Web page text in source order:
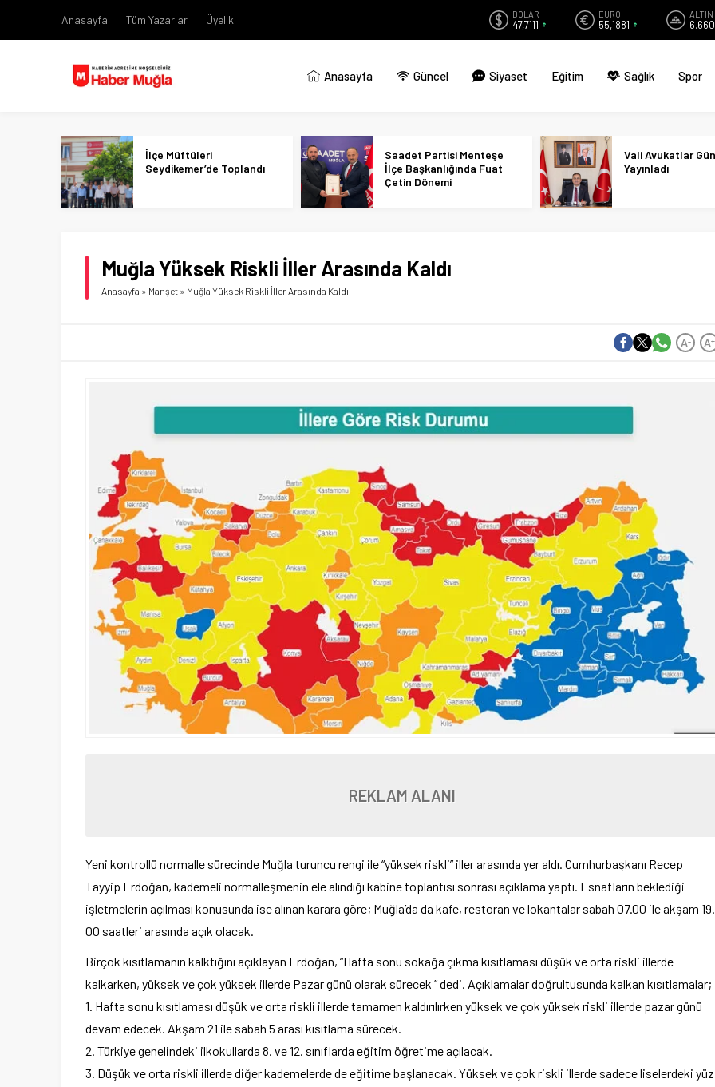
Anasayfa Tüm Yazarlar Üyelik DOLAR
47,7111
EURO
55,1881
ALTIN
Anasayfa Güncel Siyaset Eğitim Sağlık Spor
İlçe Müftüleri
Seydikemer’de Toplandı
Saadet Partisi Menteşe
İlçe Başkanlığında Fuat
Çetin Dönemi
Vali Avukatlar
Yayınladı
Muğla Yüksek Riskli İller Arasında Kaldı
Anasayfa » Manşet » Muğla Yüksek Riskli İller Arasında Kaldı
A+
A-
REKLAM ALANI
Yeni kontrollü normalle sürecinde Muğla turuncu rengi ile “yüksek riskli” iller arasında yer aldı. Cumhurbaşkanı Recep
Tayyip Erdoğan, kademeli normalleşmenin ele alındığı kabine toplantısı sonrası açıklama yaptı. Esnafların beklediği
işletmelerin açılması konusunda ise alınan karara göre; Muğla’da da kafe, restoran ve lokantalar sabah 07.00 ile akşam 19.
00 saatleri arasında açık olacak.
Birçok kısıtlamanın kalktığını açıklayan Erdoğan, “Hafta sonu sokağa çıkma kısıtlaması düşük ve orta riskli illerde
kalkarken, yüksek ve çok yüksek illerde Pazar günü olarak sürecek ” dedi. Açıklamalar doğrultusunda kalkan kısıtlamalar;
1. Hafta sonu kısıtlaması düşük ve orta riskli illerde tamamen kaldırılırken yüksek ve çok yüksek riskli illerde pazar günü
devam edecek. Akşam 21 ile sabah 5 arası kısıtlama sürecek.
2. Türkiye genelindeki ilkokullarda 8. ve 12. sınıflarda eğitim öğretime açılacak.
3. Düşük ve orta riskli illerde diğer kademelerde de eğitime başlanacak. Yüksek ve çok riskli illerde sadece liselerdeki yüz